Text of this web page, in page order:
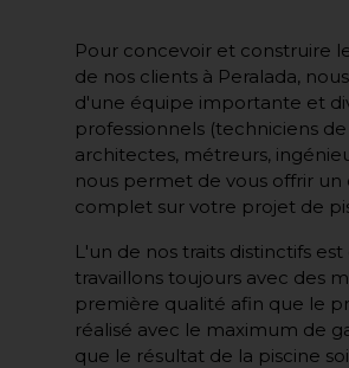
Pour concevoir et construire
de nos clients à Peralada,
d'une équipe importante et
professionnels (techniciens
architectes, métreurs,
nous permet de vous offrir un
complet sur votre projet de
L'un de nos traits distinctifs
travaillons toujours avec des
première qualité afin que le
réalisé avec le maximum de
que le résultat de la piscine